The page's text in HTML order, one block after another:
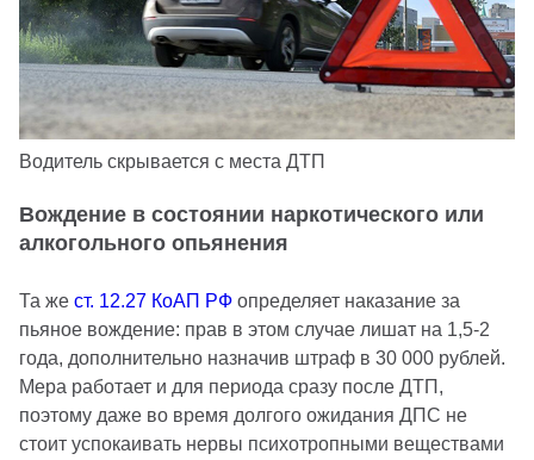
Водитель скрывается с места ДТП
Вождение в состоянии наркотического или
алкогольного опьянения
Та же ст. 12.27 КоАП РФ определяет наказание за
пьяное вождение: прав в этом случае лишат на 1,5-2
года, дополнительно назначив штраф в 30 000 рублей.
Мера работает и для периода сразу после ДТП,
поэтому даже во время долгого ожидания ДПС не
стоит успокаивать нервы психотропными веществами